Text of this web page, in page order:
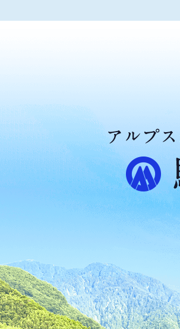
ア
ル
プ
ス
が
た
つ